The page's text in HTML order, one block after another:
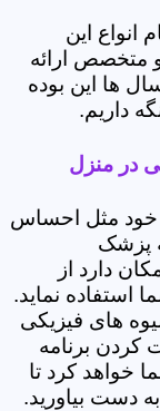
انواع این
متخصص ارائه
ها این بوده
داریم.
در منزل
خود مثل احساس
پزشک
دارد از
استفاده نماید.
های فیزیکی
کردن برنامه
خواهد کرد تا
دست بیاورید.